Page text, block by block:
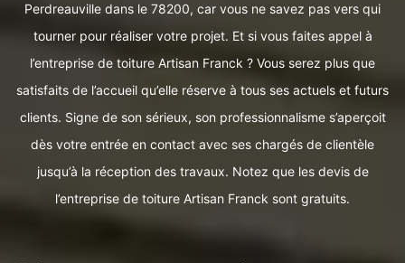
Perdreauville dans le 78200, car vous ne savez pas vers qui
tourner pour réaliser votre projet. Et si vous faites appel à
l’entreprise de toiture Artisan Franck ? Vous serez plus que
satisfaits de l’accueil qu’elle réserve à tous ses actuels et futurs
clients. Signe de son sérieux, son professionnalisme s’aperçoit
dès votre entrée en contact avec ses chargés de clientèle
jusqu’à la réception des travaux. Notez que les devis de
l’entreprise de toiture Artisan Franck sont gratuits.